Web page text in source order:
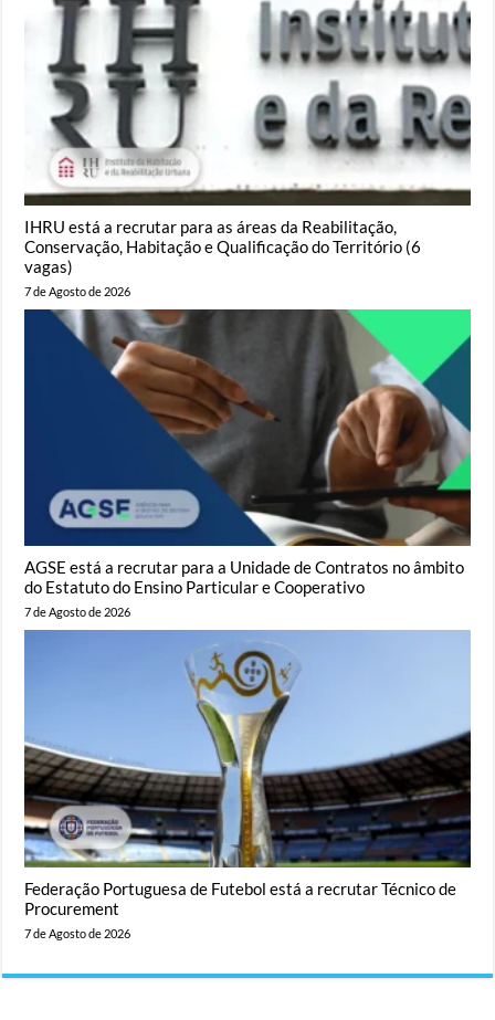
IHRU está a recrutar para as áreas da Reabilitação,
Conservação, Habitação e Qualificação do Território (6
vagas)
7 de Agosto de 2026
AGSE está a recrutar para a Unidade de Contratos no âmbito
do Estatuto do Ensino Particular e Cooperativo
7 de Agosto de 2026
Federação Portuguesa de Futebol está a recrutar Técnico de
Procurement
7 de Agosto de 2026